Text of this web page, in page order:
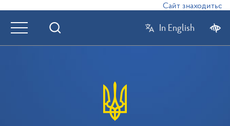
Сайт знаходиться
In English